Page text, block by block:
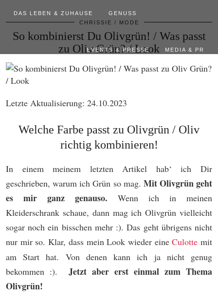
DAS LEBEN & ZUHAUSE GENUSS
EVENTS & PRESSE MEDIA & PR
CHRISSIE MODE
So kombinierst Du Olivgrün! / Was passt
zu Oliv Grün? / Look
Letzte Aktualisierung: 24.10.2023
Welche Farbe passt zu Olivgrün / Oliv
richtig kombinieren!
In einem meinem letzten Artikel hab‘ ich Dir
geschrieben, warum ich Grün so mag. Mit Olivgrün geht
es mir ganz genauso. Wenn ich in meinen
Kleiderschrank schaue, dann mag ich Olivgrün vielleicht
sogar noch ein bisschen mehr :). Das geht übrigens nicht
nur mir so. Klar, dass mein Look wieder eine Culotte mit
am Start hat. Von denen kann ich ja nicht genug
bekommen :). Jetzt aber erst einmal zum Thema
Olivgrün!